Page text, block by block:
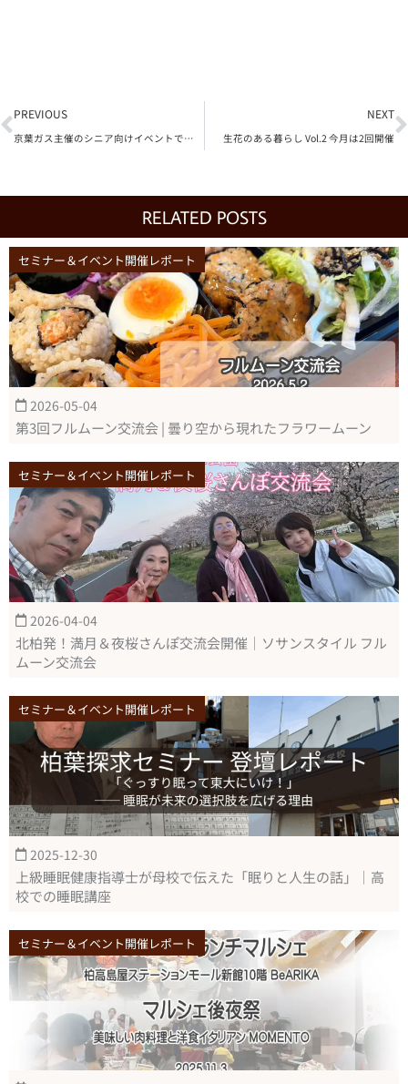
PREVIOUS
京葉ガス主催のシニア向けイベントで睡眠セミナーを開催
NEXT
生花のある暮らし Vol.2 今月は2回開催
RELATED POSTS
セミナー＆イベント開催レポート
2026-05-04
第3回フルムーン交流会 | 曇り空から現れたフラワームーン
セミナー＆イベント開催レポート
2026-04-04
北柏発！満月＆夜桜さんぽ交流会開催｜ソサンスタイル フル
ムーン交流会
セミナー＆イベント開催レポート
2025-12-30
上級睡眠健康指導士が母校で伝えた「眠りと人生の話」｜高
校での睡眠講座
セミナー＆イベント開催レポート